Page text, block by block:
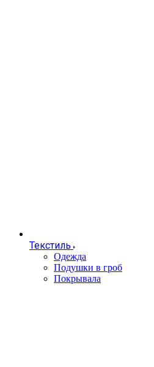
Текстиль
Одежда
Подушки в гроб
Покрывала